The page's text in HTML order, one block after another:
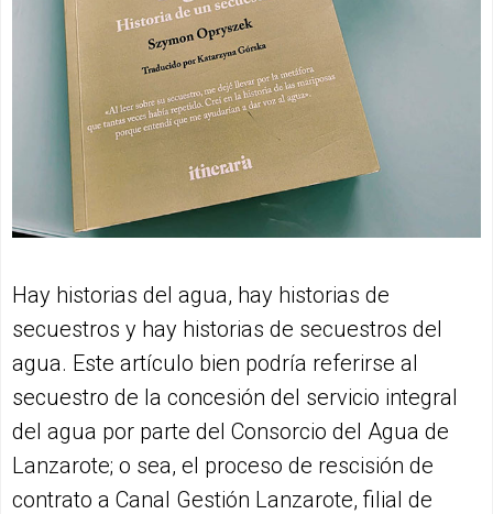
Hay historias del agua, hay historias de
secuestros y hay historias de secuestros del
agua. Este artículo bien podría referirse al
secuestro de la concesión del servicio integral
del agua por parte del Consorcio del Agua de
Lanzarote; o sea, el proceso de rescisión de
contrato a Canal Gestión Lanzarote, filial de